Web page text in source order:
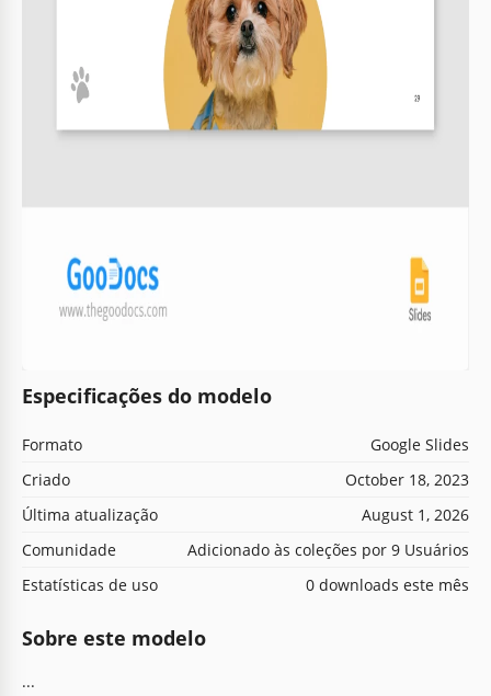
Especificações do modelo
Formato
Google Slides
Criado
October 18, 2023
Última atualização
August 1, 2026
Comunidade
Adicionado às coleções por 9 Usuários
Estatísticas de uso
0 downloads este mês
Sobre este modelo
...